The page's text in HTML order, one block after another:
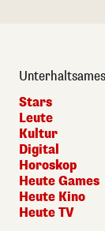
Unterhaltsames
Stars
Leute
Kultur
Digital
Horoskop
Heute Games
Heute Kino
Heute TV